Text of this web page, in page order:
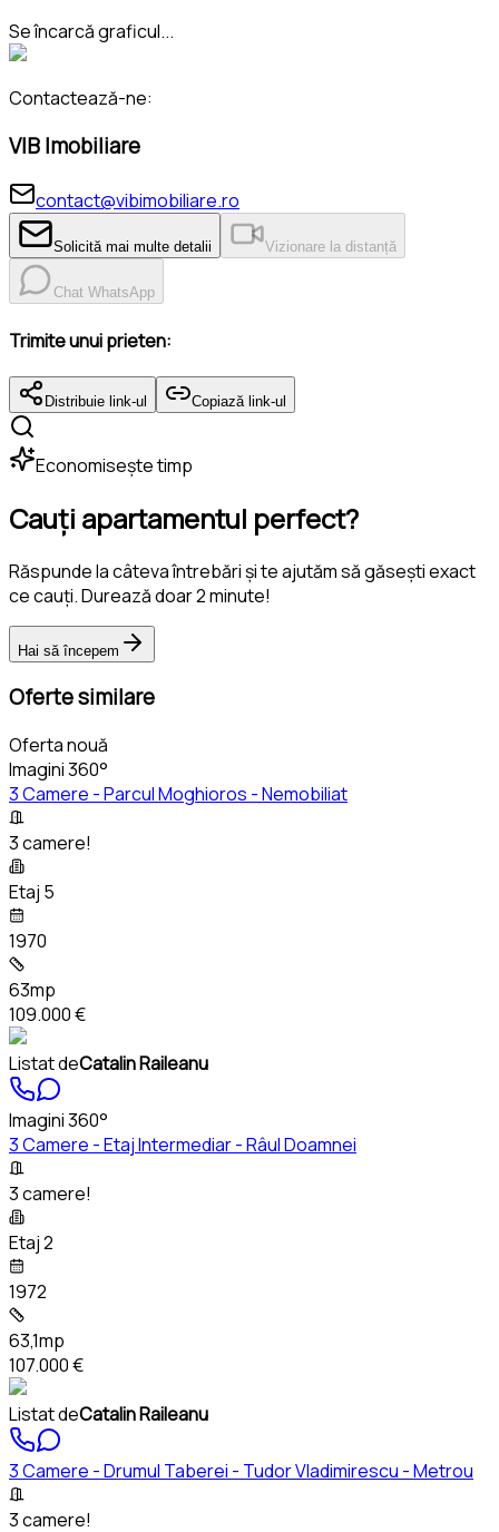
Se încarcă graficul...
Contactează-ne:
VIB Imobiliare
contact@vibimobiliare.ro
Solicită mai multe detalii Vizionare la distanță
Chat WhatsApp
Trimite unui prieten:
Distribuie link-ul Copiază link-ul
Economisește timp
Cauți apartamentul perfect?
Răspunde la câteva întrebări și te ajutăm să găsești exact
ce cauți. Durează doar 2 minute!
Hai să începem
Oferte similare
Oferta nouă
Imagini 360°
3 Camere - Parcul Moghioros - Nemobiliat
3 camere!
Etaj 5
1970
63mp
109.000 €
Listat deCatalin Raileanu
Imagini 360°
3 Camere - Etaj Intermediar - Râul Doamnei
3 camere!
Etaj 2
1972
63,1mp
107.000 €
Listat deCatalin Raileanu
3 Camere - Drumul Taberei - Tudor Vladimirescu - Metrou
3 camere!